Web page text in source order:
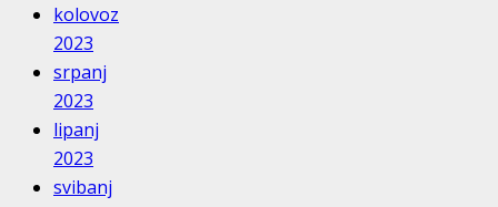
kolovoz
2023
srpanj
2023
lipanj
2023
svibanj